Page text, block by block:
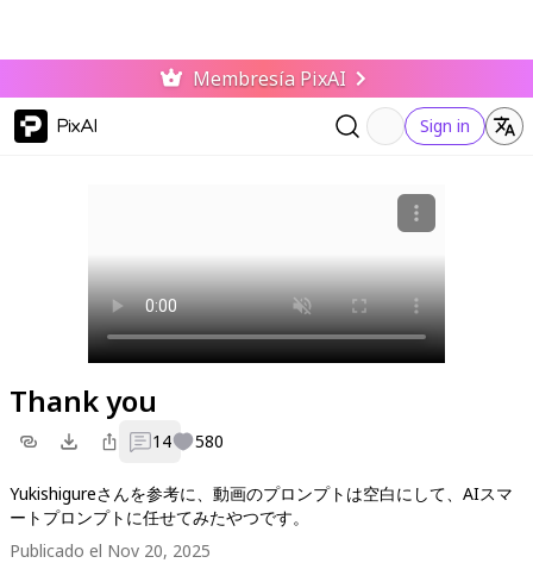
Membresía PixAI
PixAI Sign in
Thank you
14 580
Yukishigureさんを参考に、動画のプロンプトは空白にして、AIスマ
ートプロンプトに任せてみたやつです。
Publicado el Nov 20, 2025